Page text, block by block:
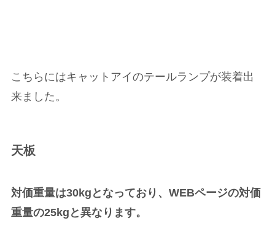
こちらにはキャットアイのテールランプが装着出
来ました。
天板
対価重量は30kgとなっており、WEBページの対価
重量の25kgと異なります。